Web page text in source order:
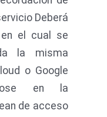
Deberá
el cual se
la misma
o Google
en la
de acceso